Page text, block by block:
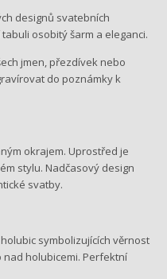
designů svatebních
osobitý šarm a eleganci.
jmen, přezdívek nebo
do poznámky k
okrajem. Uprostřed je
stylu. Nadčasový design
svatby.
symbolizujících věrnost
nad holubicemi. Perfektní